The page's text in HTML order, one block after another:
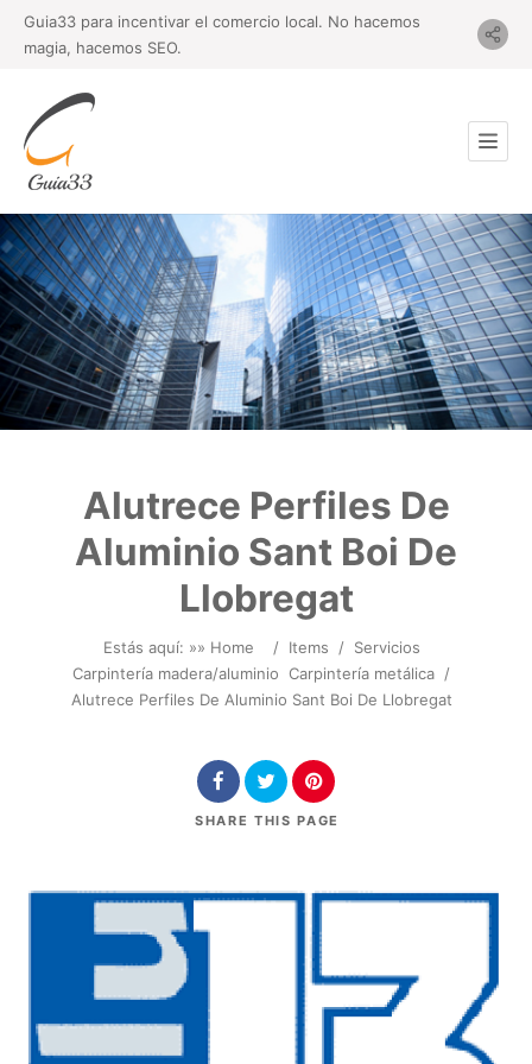
Guia33 para incentivar el comercio local. No hacemos
magia, hacemos SEO.
Alutrece Perfiles De
Aluminio Sant Boi De
Llobregat
Estás aquí: »» Home / Items / Servicios
Carpintería madera/aluminio Carpintería metálica /
Alutrece Perfiles De Aluminio Sant Boi De Llobregat
SHARE THIS PAGE